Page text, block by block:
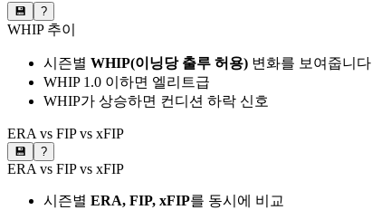
💾 ?
WHIP 추이
시즌별 WHIP(이닝당 출루 허용) 변화를 보여줍니다
WHIP 1.0 이하면 엘리트급
WHIP가 상승하면 컨디션 하락 신호
ERA vs FIP vs xFIP
💾 ?
ERA vs FIP vs xFIP
시즌별 ERA, FIP, xFIP를 동시에 비교